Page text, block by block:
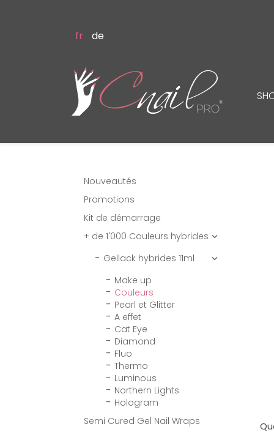
fr de
Nouveautés
Promotions
Kit de démarrage
+ de 1'000 Couleurs hybrides 
Gellack hybrides 11ml 
Make up
Couleurs
Pearl et Glitter
A effet
Cat Eye
Diamond
Fluo
Thermo
Luminous
Northern Lights
Hologram
Semi Cured Gel Nail Wraps